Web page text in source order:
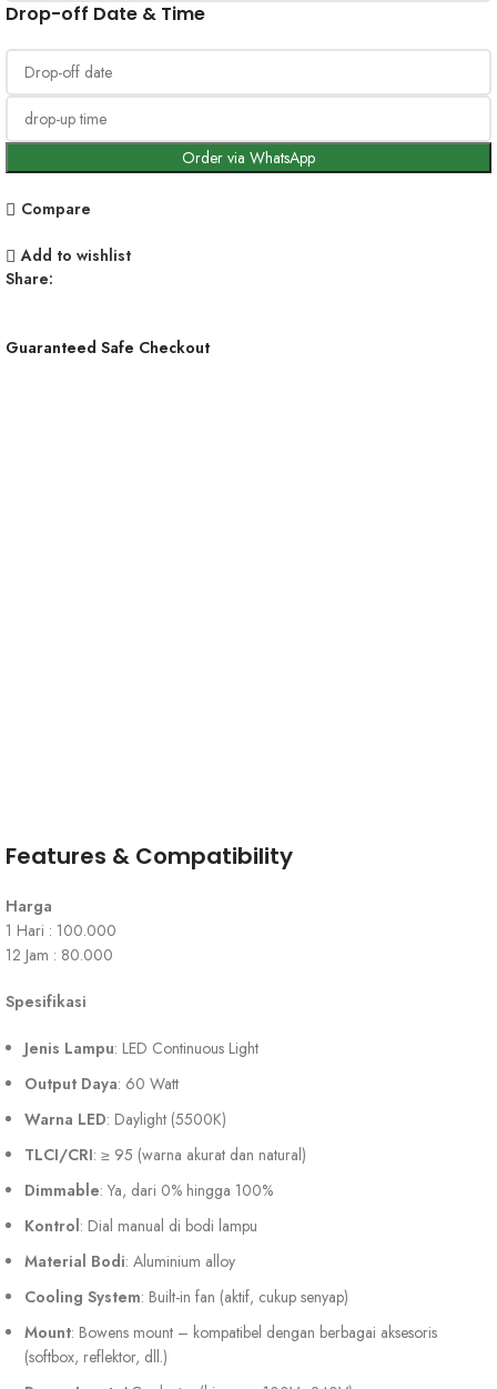
Drop-off Date & Time
Order via WhatsApp
Compare
Add to wishlist
Share:
Guaranteed Safe Checkout
Features & Compatibility
Harga
1 Hari : 100.000
12 Jam : 80.000
Spesifikasi
Jenis Lampu: LED Continuous Light
Output Daya: 60 Watt
Warna LED: Daylight (5500K)
TLCI/CRI: ≥ 95 (warna akurat dan natural)
Dimmable: Ya, dari 0% hingga 100%
Kontrol: Dial manual di bodi lampu
Material Bodi: Aluminium alloy
Cooling System: Built-in fan (aktif, cukup senyap)
Mount: Bowens mount – kompatibel dengan berbagai aksesoris
(softbox, reflektor, dll.)